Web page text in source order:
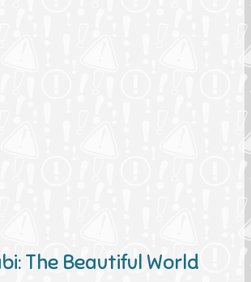
The Beautiful World